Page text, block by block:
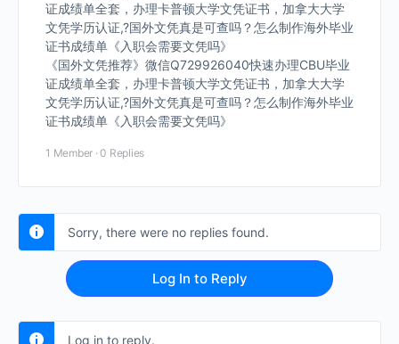
证成绩单全套，办理卡普顿大学文凭证书，加拿大大学
文凭学历认证,?国外文凭真是可查吗？怎么制作海外毕业
证书成绩单《入职会需要文凭吗》
《国外文凭推荐》微信Q729926040快速办理CBU毕业
证成绩单全套，办理卡普顿大学文凭证书，加拿大大学
文凭学历认证,?国外文凭真是可查吗？怎么制作海外毕业
证书成绩单《入职会需要文凭吗》
1 Member · 0 Replies
Sorry, there were no replies found.
Log In to Reply
Log in to reply.